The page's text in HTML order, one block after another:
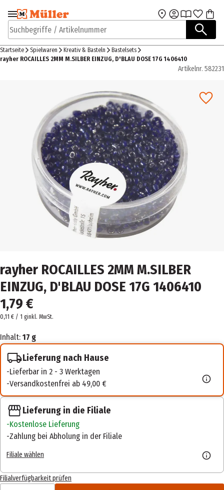
Zur Navigation
springen
Zum Hauptinhalt
Suchbegriffe / Artikelnummer
Startseite Spielwaren Kreativ & Basteln
Bastelsets
rayher ROCAILLES 2MM M.SILBER EINZUG, D'BLAU DOSE 17G 1406410
Artikelnr. 582231
rayher ROCAILLES 2MM M.SILBER
EINZUG, D'BLAU DOSE 17G 1406410
1,79 €
0,11 € / 1 ginkl. MwSt.
Inhalt: 17 g
Lieferung nach Hause
Lieferbar in 2 - 3 Werktagen
Versandkostenfrei ab 49,00 €
Lieferung in die Filiale
Kostenlose Lieferung
Zahlung bei Abholung in der Filiale
Filiale wählen
Filialverfügbarkeit prüfen